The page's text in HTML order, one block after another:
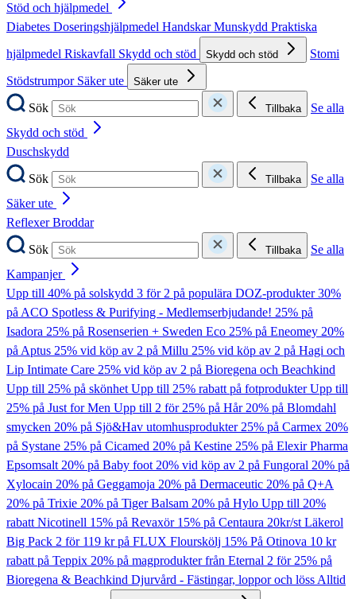
Stöd och hjälpmedel
Diabetes Doseringshjälpmedel HandskarMunskydd Praktiska
hjälpmedel Riskavfall Skydd och stöd Skydd och stöd
Stomi
Stödstrumpor Säker ute Säker ute
Sök Tillbaka
Se alla
Skydd och stöd
Duschskydd
Sök
Tillbaka
Se alla
Säker ute
ReflexerBroddar
Sök
Tillbaka
Se alla
Kampanjer
Upp till 40% på solskydd 3 för 2 på populära DOZ-produkter30%
på ACO Spotless & Purifying - Medlemserbjudande! 25% på
Isadora 25% på Rosenserien + Sweden Eco 25% på Eneomey 20%
på Aptus 25% vid köp av 2 på Millu 25% vid köp av 2 på Hagi och
Lip Intimate Care 25% vid köp av 2 på Bioregena och Beachkind
Upp till 25% på skönhetUpp till 25% rabatt på fotprodukterUpp till
25% på Just for Men Upp till 2 för 25% på Hår20% på Blomdahl
smycken 20% på Sjö&Hav utomhusprodukter25% på Carmex 20%
på Systane 25% på Cicamed 20% på Kestine 25% på Elexir Pharma
Epsomsalt20% på Baby foot20% vid köp av 2 på Fungoral 20% på
Xylocain 20% på Geggamoja 20% på Dermaceutic 20% på Q+A
20% på Trixie 20% på Tiger Balsam 20% på Hylo Upp till 20%
rabatt Nicotinell 15% på Revaxör 15% på Centaura 20kr/st Läkerol
Big Pack 2 för 119 kr på FLUX Flourskölj 15% På Otinova 10 kr
rabatt på Teppix 20% på magprodukter från Eternal 2 för 25% på
Bioregena & Beachkind Djurvård - Fästingar, loppor och lössAlltid